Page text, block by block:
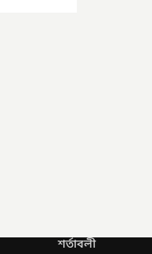
শর্তাবলী